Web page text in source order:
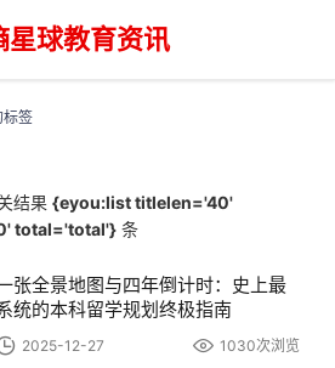
星球教育资讯
标签
结果 {eyou:list titlelen='40'
total='total'} 条
张全景地图与四年倒计时：史上最
统的本科留学规划终极指南
2025-12-27 1030次浏览